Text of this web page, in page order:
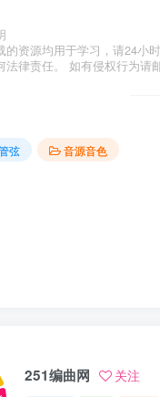
的资源均用于学习，请24小
法律责任。 如有侵权行为请
弦 音源音色
251编曲网 关注